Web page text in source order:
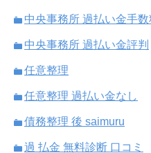
中央事務所 過払い金手数
中央事務所 過払い金評判
任意整理
任意整理 過払い金なし
債務整理 後 saimuru
過 払金 無料診断 口コミ